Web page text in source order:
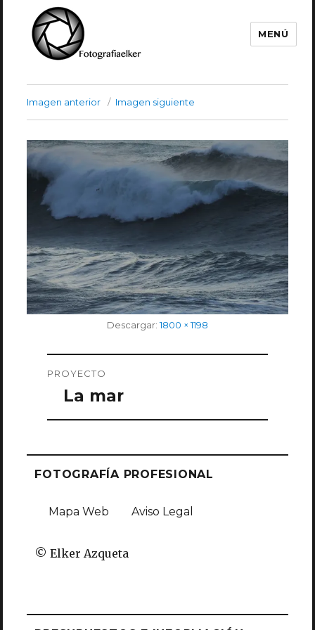
Fotografía Elker
MENÚ
Imagen anterior Imagen siguiente
Descargar:completo
1800 × 1198
de
entradas
PROYECTO
La mar
FOTOGRAFÍA PROFESIONAL
Mapa Web Aviso Legal
© Elker Azqueta